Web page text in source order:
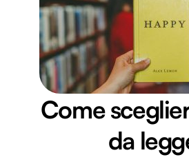
Come
da